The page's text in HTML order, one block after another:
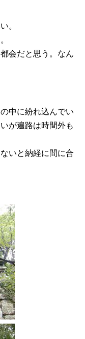
。
会だと思う。なん
中に紛れ込んでい
が遍路は時間外も
いと納経に間に合